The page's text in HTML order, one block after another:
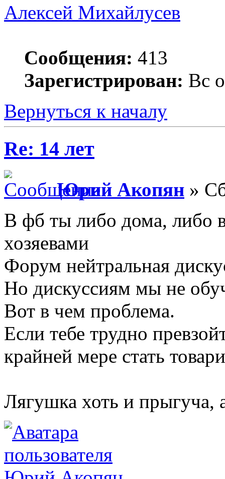
Алексей Михайлусев
Сообщения: 413
Зарегистрирован: Вс
Вернуться к началу
Re: 14 лет
Юрий Акопян »
В фб ты либо дома, либо в
хозяевами
Форум нейтральная
Но дискуссиям мы не
Вот в чем проблема.
Если тебе трудно
крайней мере стать
Лягушка хоть и прыгуча,